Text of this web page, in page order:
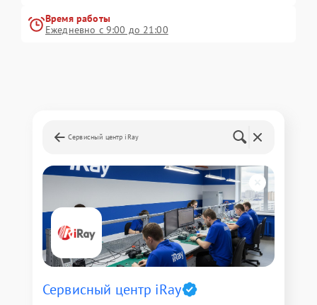
Время работы
Ежедневно с 9:00 до 21:00
Сервисный центр iRay
Сервисный центр iRay